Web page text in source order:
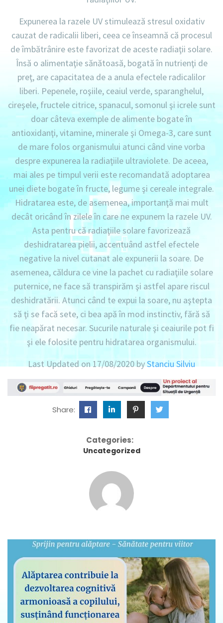
Expunerea la razele UV stimulează stresul oxidativ
cauzat de radicalii liberi, ceea ce înseamnă că procesul
de îmbătrânire este favorizat de aceste radiaţii solare.
Însă o alimentaţie sănătoasă, bogată în nutrienţi de
preţ, are capacitatea de a anula efectele radicalilor
liberi. Pepenele, roşiile, ceaiul verde, sparanghelul,
cireşele, fructele citrice, spanacul, somonul şi icrele sunt
doar câteva exemple de alimente bogate în
antioxidanţi, vitamine, minerale şi Omega-3, care sunt
de mare folos organismului atunci când vine vorba
despre expunerea la radiaţiile ultraviolete. De aceea,
mai ales pe timpul verii este recomandată adoptarea
unei diete bogate în fructe, legume şi cereale integrale.
Hidratarea este, de asemenea, importanţă mai mult
decât oricând în zilele în care ne expunem la razele UV.
Asta pentru că radiaţiile solare favorizează
deshidratarea pielii, accentuând astfel efectele
negative la nivel cutanat ale expunerii la soare. De
asemenea, căldura ce vine la pachet cu radiaţiile solare
puternice, ne face să transpirăm şi astfel apare riscul
deshidratării. Atunci când te expui la soare, nu aştepta
să ţi se facă sete, ci bea apă în mod instinctiv, fără să
fie neapărat necesar. Sucurile naturale şi ceaiurile pot fi
şi ele folosite pentru hidratarea organismului.
Last Updated on 17/08/2020 byStanciu Silviu
Share:
Categories:
Uncategorized